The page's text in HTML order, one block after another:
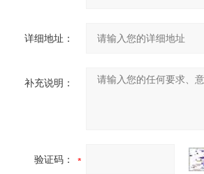
详细地址：
补充说明：
验证码：